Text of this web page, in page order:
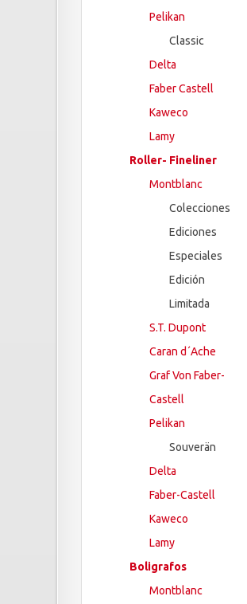
Pelikan
Classic
Delta
Faber Castell
Kaweco
Lamy
Roller- Fineliner
Montblanc
Colecciones
Ediciones
Especiales
Edición
Limitada
S.T. Dupont
Caran d´Ache
Graf Von Faber-
Castell
Pelikan
Souverän
Delta
Faber-Castell
Kaweco
Lamy
Boligrafos
Montblanc